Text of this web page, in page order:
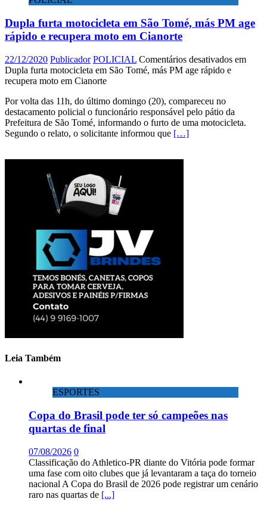
Dupla furta motocicleta em São Tomé, más PM age
rápido e recupera moto em Cianorte
22/12/2020 Publicador POLICIAL Comentários desativados em
Dupla furta motocicleta em São Tomé, más PM age rápido e
recupera moto em Cianorte
Por volta das 11h, do último domingo (20), compareceu no
destacamento policial o funcionário responsável pelo pátio da
Prefeitura de São Tomé, informando o furto de uma motocicleta.
Segundo o relato, o solicitante informou que […]
Leia Também
ESPORTES
Copa do Brasil pode ter só campeões nas
quartas de final
07/08/2026 0
Classificação do Athletico-PR diante do Vitória pode formar
uma fase com oito clubes que já levantaram a taça do torneio
nacional A Copa do Brasil de 2026 pode registrar um cenário
raro nas quartas de [...]